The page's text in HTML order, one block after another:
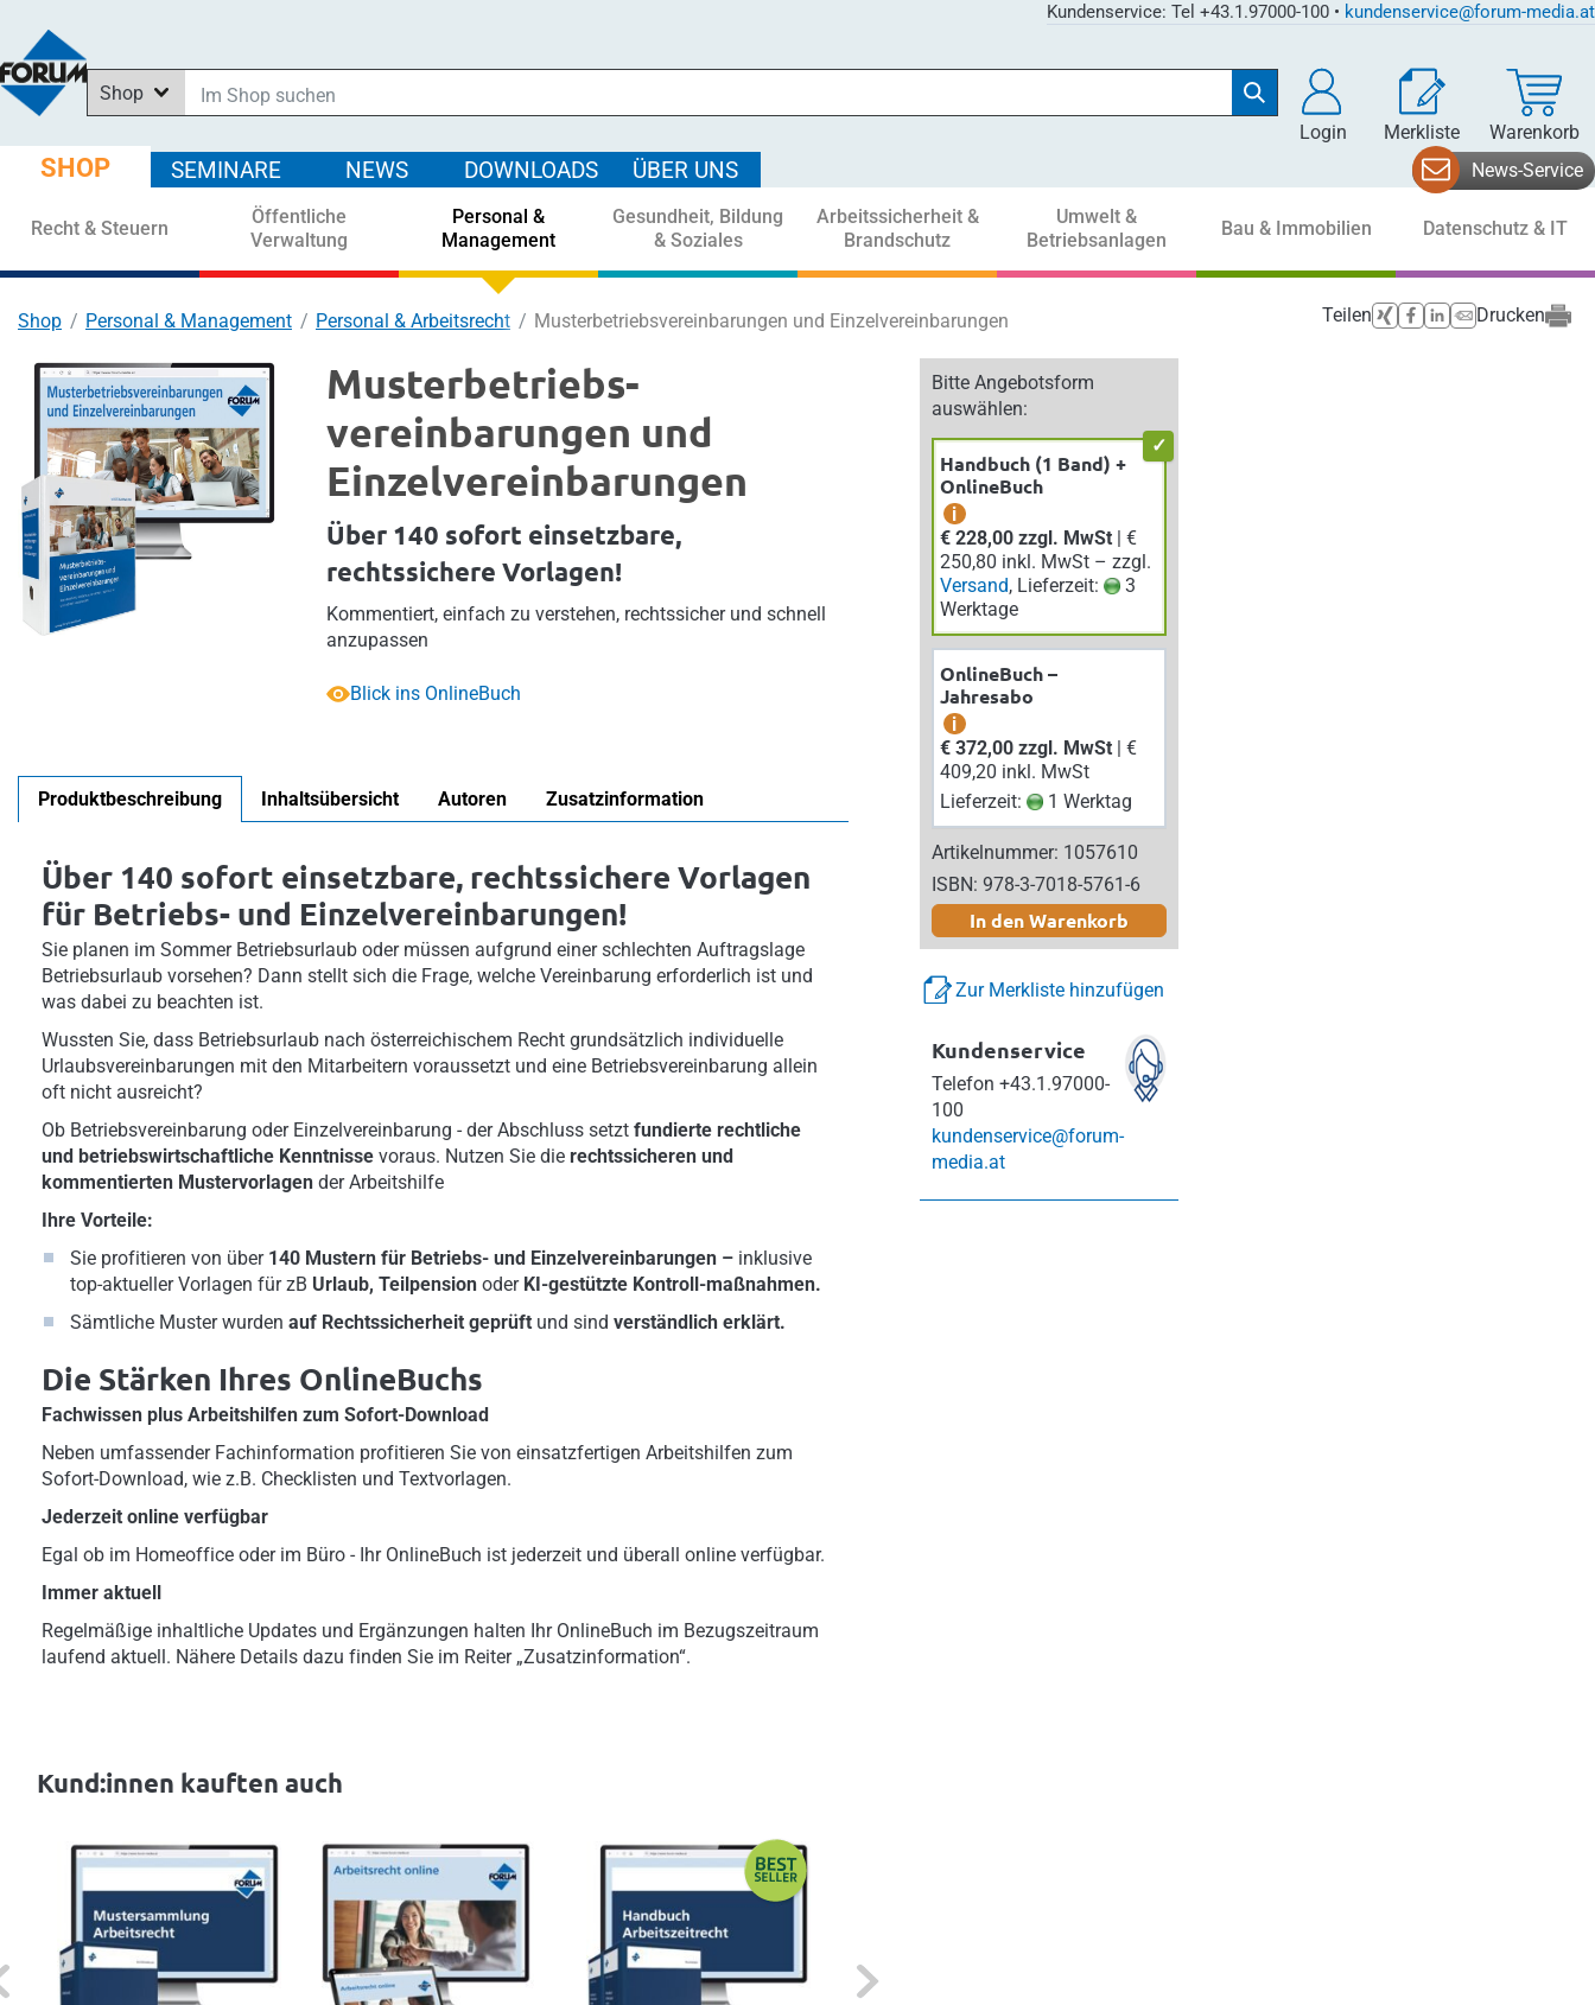
Kundenservice: Tel +43.1.97000-100 • kundenservice@forum-media.at
Shop
In News suchen
In Downloads suchen
In Seminaren suchen
Login Merkliste Warenkorb
SHOP SEMINARE NEWS DOWNLOADS ÜBER UNS News-Service
Recht & Steuern
Öffentliche
Verwaltung
Personal &
Management
Gesundheit, Bildung
& Soziales
Arbeitssicherheit &
Brandschutz
Umwelt &
Betriebsanlagen
Bau & Immobilien Datenschutz & IT
Shop Personal & Management Personal & Arbeitsrecht Musterbetriebs­vereinbarungen und Einzel­vereinbarungen
Musterbetriebs­
vereinbarungen und
Einzel­vereinbarungen
Über 140 sofort einsetzbare,
rechtssichere Vorlagen!
Kommentiert, einfach zu verstehen, rechtssicher und schnell
anzupassen
Blick ins OnlineBuch
Bitte Angebotsform
auswählen:
Handbuch (1 Band) +
OnlineBuch
i
€ 228,00 zzgl. MwSt | €
250,80 inkl. MwSt – zzgl.
Versand, Lieferzeit:
3
Werktage
OnlineBuch –
Jahresabo
i
€ 372,00 zzgl. MwSt | €
409,20 inkl. MwSt
Lieferzeit:
1 Werktag
Artikelnummer: 1057610
ISBN: 978-3-7018-5761-6
In den Warenkorb
Zur Merkliste hinzufügen
Kundenservice
Telefon +43.1.97000-
100
kundenservice@forum-
media.at
Produktbeschreibung Inhaltsübersicht Autoren Zusatzinformation
Über 140 sofort einsetzbare, rechtssichere Vorlagen
für Betriebs- und Einzelvereinbarungen!
Sie planen im Sommer Betriebsurlaub oder müssen aufgrund einer schlechten Auftragslage
Betriebsurlaub vorsehen? Dann stellt sich die Frage, welche Vereinbarung erforderlich ist und
was dabei zu beachten ist.
Wussten Sie, dass Betriebsurlaub nach österreichischem Recht grundsätzlich individuelle
Urlaubsvereinbarungen mit den Mitarbeitern voraussetzt und eine Betriebsvereinbarung allein
oft nicht ausreicht?
Ob Betriebsvereinbarung oder Einzelvereinbarung - der Abschluss setzt fundierte rechtliche
und betriebswirtschaftliche Kenntnisse voraus. Nutzen Sie die rechtssicheren und
kommentierten Mustervorlagen der Arbeitshilfe
Ihre Vorteile:
Sie profitieren von über140 Mustern für Betriebs- und Einzelvereinbarungen – inklusive
top-aktueller Vorlagen für zB Urlaub, Teilpension oderKI-gestützte Kontroll-maßnahmen.
Sämtliche Muster wurden auf Rechtssicherheit geprüft und sind verständlich erklärt.
Die Stärken Ihres OnlineBuchs
Fachwissen plus Arbeitshilfen zum Sofort-Download
Neben umfassender Fachinformation profitieren Sie von einsatzfertigen Arbeitshilfen zum
Sofort-Download, wie z.B. Checklisten und Textvorlagen.
Jederzeit online verfügbar
Egal ob im Homeoffice oder im Büro - Ihr OnlineBuch ist jederzeit und überall online verfügbar.
Immer aktuell
Regelmäßige inhaltliche Updates und Ergänzungen halten Ihr OnlineBuch im Bezugszeitraum
laufend aktuell. Nähere Details dazu finden Sie im Reiter „Zusatzinformation“.
Kund:innen kauften auch
Next
Teilen Drucken